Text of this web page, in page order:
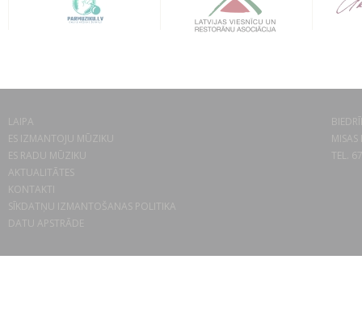
LAIPA
ES IZMANTOJU MŪZIKU
ES RADU MŪZIKU
AKTUALITĀTES
KONTAKTI
SĪKDATŅU IZMANTOŠANAS POLITIKA
DATU APSTRĀDE
TEL.